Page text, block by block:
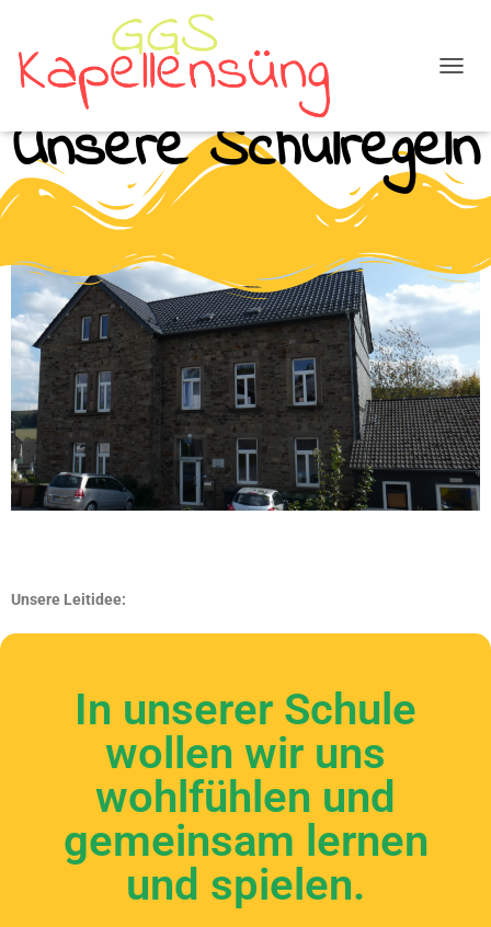
I
G
A
T
N
U
M
C
H
A
L
T
E
N
Unsere Schulregeln
Unsere Leitidee:
In unserer Schule
wollen wir uns
wohlfühlen und
gemeinsam lernen
und spielen.